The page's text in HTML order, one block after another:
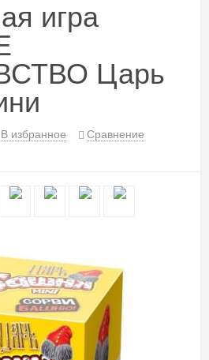
игра
Царь
В избранное Сравнение